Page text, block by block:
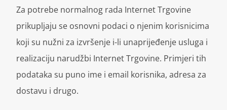
Za potrebe normalnog rada Internet Trgovine
prikupljaju se osnovni podaci o njenim korisnicima
koji su nužni za izvršenje i-li unaprijeđenje usluga i
realizaciju narudžbi Internet Trgovine. Primjeri tih
podataka su puno ime i email korisnika, adresa za
dostavu i drugo.